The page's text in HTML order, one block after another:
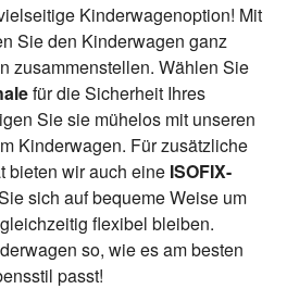
Kinderwagenoption! Mit
Sie den Kinderwagen ganz
zusammenstellen. Wählen Sie
für die Sicherheit Ihres
Sie sie mühelos mit unseren
Kinderwagen. Für zusätzliche
bieten wir auch eine ISOFIX-
sich auf bequeme Weise um
flexibel bleiben.
so, wie es am besten
passt!